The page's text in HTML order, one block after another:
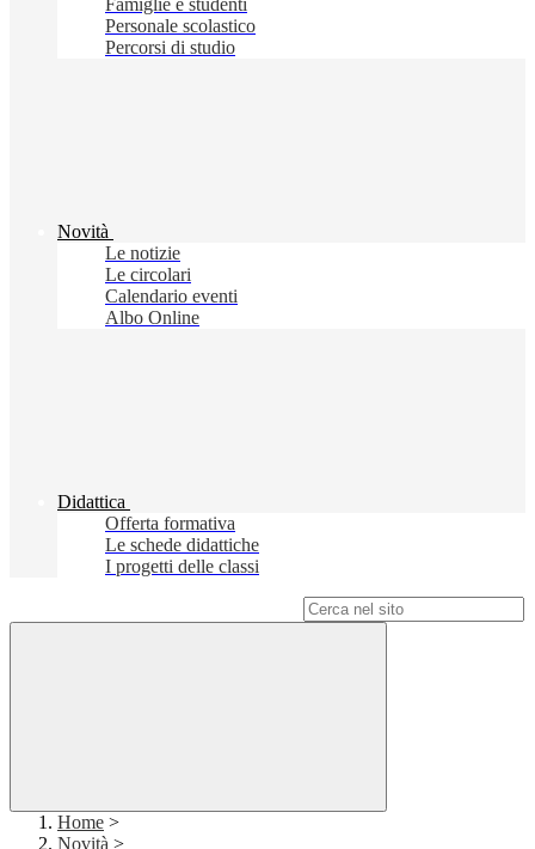
Famiglie e studenti
Personale scolastico
Percorsi di studio
Novità
Le notizie
Le circolari
Calendario eventi
Albo Online
Didattica
Offerta formativa
Le schede didattiche
I progetti delle classi
Home >
Novità >